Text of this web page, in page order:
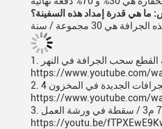
ما هي قدرة إمداد هذه السفينة؟
https://www.youtube.com/
الجديدة في المخزون
https://www.youtube.com/
https://youtu.be/